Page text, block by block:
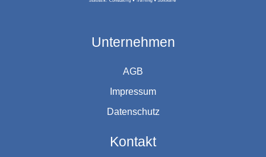
Unternehmen
AGB
Impressum
Datenschutz
Kontakt